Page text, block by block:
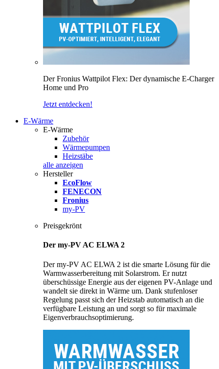
Der Fronius Wattpilot Flex: Der dynamische E-Charger
Home und Pro
Jetzt entdecken!
E-Wärme
E-Wärme
Zubehör
Wärmepumpen
Heizstäbe
alle anzeigen
Hersteller
EcoFlow
FENECON
Fronius
my-PV
Preisgekrönt
Der my-PV AC ELWA 2
Der my-PV AC ELWA 2 ist die smarte Lösung für die
Warmwasserbereitung mit Solarstrom. Er nutzt
überschüssige Energie aus der eigenen PV-Anlage und
wandelt sie direkt in Wärme um. Dank stufenloser
Regelung passt sich der Heizstab automatisch an die
verfügbare Leistung an und sorgt so für maximale
Eigenverbrauchsoptimierung.